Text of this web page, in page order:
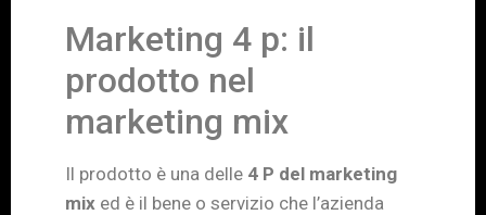
Marketing 4 p: il
prodotto nel
marketing mix
Il prodotto è una delle 4 P del marketing
mix ed è il bene o servizio che l’azienda